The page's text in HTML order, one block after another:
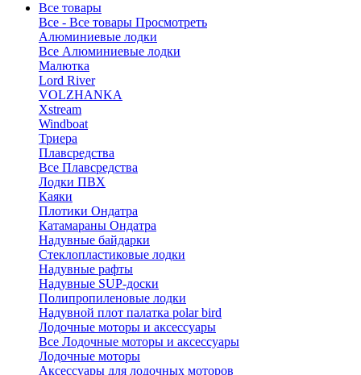
Все товары
Все - Все товары Просмотреть
Алюминиевые лодки
Все Алюминиевые лодки
Малютка
Lord River
VOLZHANKA
Xstream
Windboat
Триера
Плавсредства
Все Плавсредства
Лодки ПВХ
Каяки
Плотики Ондатра
Катамараны Ондатра
Надувные байдарки
Стеклопластиковые лодки
Надувные рафты
Надувные SUP-доски
Полипропиленовые лодки
Надувной плот палатка polar bird
Лодочные моторы и аксессуары
Все Лодочные моторы и аксессуары
Лодочные моторы
Аксессуары для лодочных моторов